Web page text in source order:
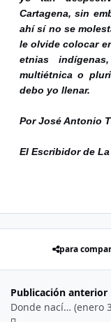
Cartagena, sin
ahí sí no se
le olvide colocar
etnias
multiétnica o
debo yo llenar.
Por José Antonio
El Escribidor de
para
Publicación anterior
Donde nací… (enero